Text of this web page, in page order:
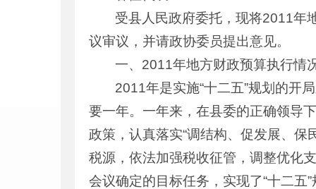
受县人民政府委托，现将2011年
议审议，并请政协委员提出意见。
一、2011年地方财政预算执行情
2011年是实施“十二五”规划的开
要一年。一年来，在县委的正确领导
政策，认真落实“调结构、促发展、
税源，依法加强税收征管，调整优化
会议确定的目标任务，实现了“十二